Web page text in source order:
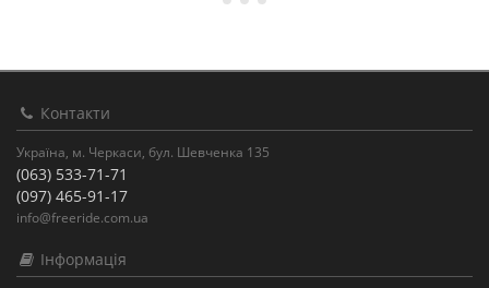
Контакти
Україна, м. Черкаси, бул. Шевченка 135
(063) 533-71-71
(097) 465-91-17
info@freeride.com.ua
Інформація